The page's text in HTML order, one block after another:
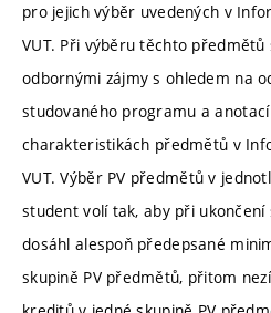
pro jejich výběr uvedených v
VUT. Při výběru těchto
odbornými zájmy s ohledem na
studovaného programu a
charakteristikách předmětů v
VUT. Výběr PV předmětů v
student volí tak, aby při
dosáhl alespoň předepsané
skupině PV předmětů, přitom